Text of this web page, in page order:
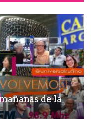
de la